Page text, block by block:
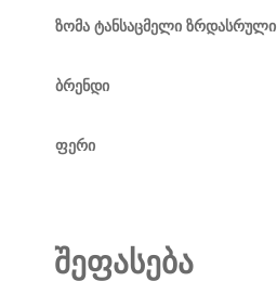
ზომა ტანსაცმელი ზრდასრული
ბრენდი
ფერი
შეფასება